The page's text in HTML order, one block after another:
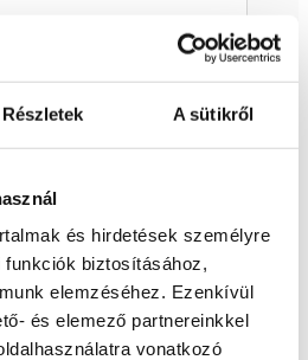
Részletek A sütikről
és hirdetések személyre
biztosításához,
elemzéséhez. Ezenkívül
és elemező partnereinkkel
vonatkozó
hanem kőből faragott,
aki szereti a zöld
egy olyan dekorációnak,
a megújulás, a belső
energiák
számon. Zöld színvilága
földközeli hangulatot
natúr, bohém, ásványos